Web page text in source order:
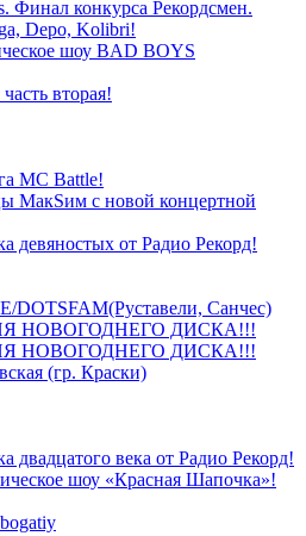
Финал конкурса Рекордсмен.
Depo, Kolibri!
шоу BAD BOYS
вторая!
МС Battle!
МакSим с новой концертной
девяностых от Радио Рекорд!
Санчес)
НОВОГОДНЕГО ДИСКА!!!
НОВОГОДНЕГО ДИСКА!!!
(гр. Краски)
двадцатого века от Радио Рекорд!
шоу «Красная Шапочка»!